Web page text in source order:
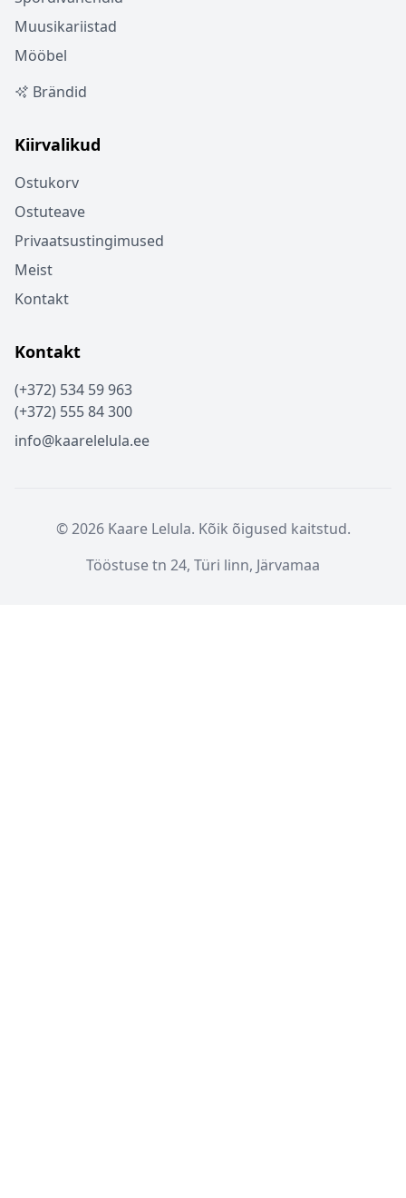
Muusikariistad
Mööbel
Brändid
Kiirvalikud
Ostukorv
Ostuteave
Privaatsustingimused
Meist
Kontakt
Kontakt
(+372) 534 59 963
(+372) 555 84 300
info@kaarelelula.ee
© 2026 Kaare Lelula. Kõik õigused kaitstud.
Tööstuse tn 24, Türi linn, Järvamaa